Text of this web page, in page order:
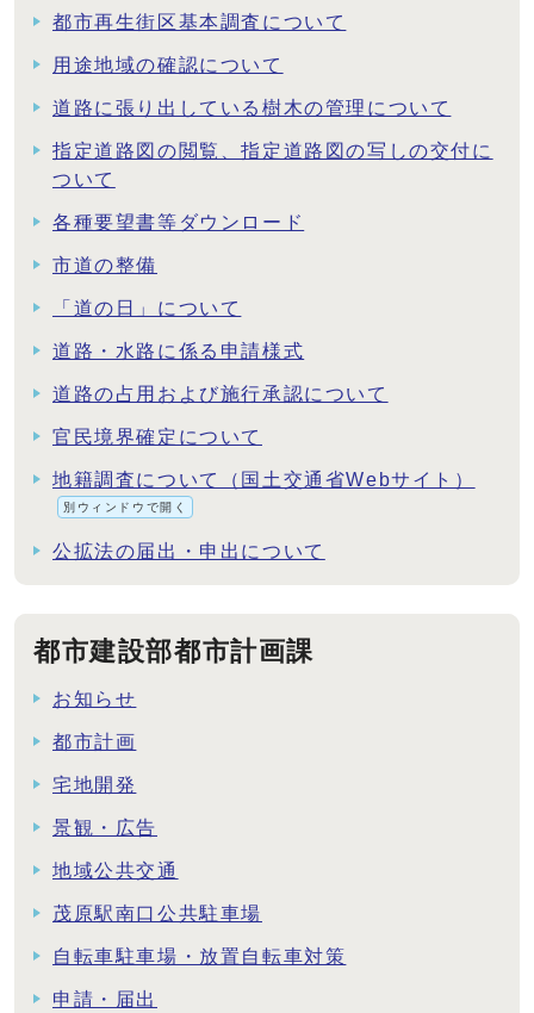
都市再生街区基本調査について
用途地域の確認について
道路に張り出している樹木の管理について
指定道路図の閲覧、指定道路図の写しの交付に
ついて
各種要望書等ダウンロード
市道の整備
「道の日」について
道路・水路に係る申請様式
道路の占用および施行承認について
官民境界確定について
地籍調査について（国土交通省Webサイト）
別ウィンドウで開く
公拡法の届出・申出について
都市建設部都市計画課
お知らせ
都市計画
宅地開発
景観・広告
地域公共交通
茂原駅南口公共駐車場
自転車駐車場・放置自転車対策
申請・届出